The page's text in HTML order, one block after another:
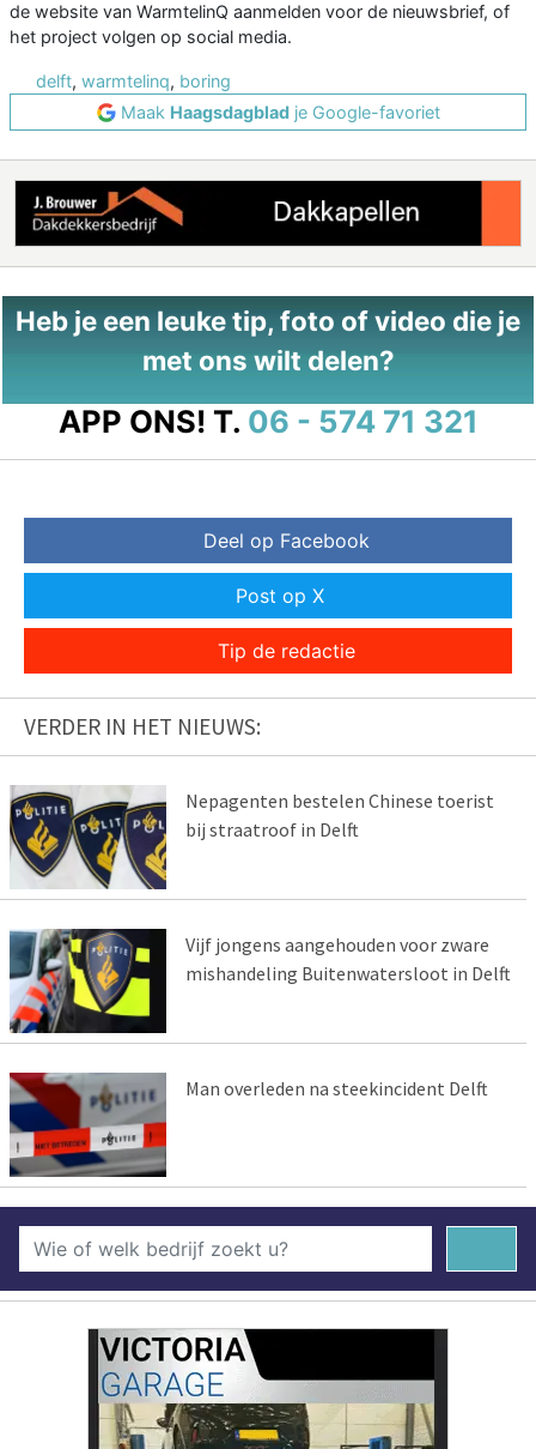
de website van WarmtelinQ aanmelden voor de nieuwsbrief, of
het project volgen op social media.
delft, warmtelinq, boring
Maak Haagsdagbladje Google-favoriet
Heb je een leuke tip, foto of video die je
met ons wilt delen?
APP ONS! T. 06 - 574 71 321
Deel op Facebook
Post op X
Tip de redactie
VERDER IN HET NIEUWS:
Nepagenten bestelen Chinese toerist
bij straatroof in Delft
Vijf jongens aangehouden voor zware
mishandeling Buitenwatersloot in Delft
Man overleden na steekincident Delft